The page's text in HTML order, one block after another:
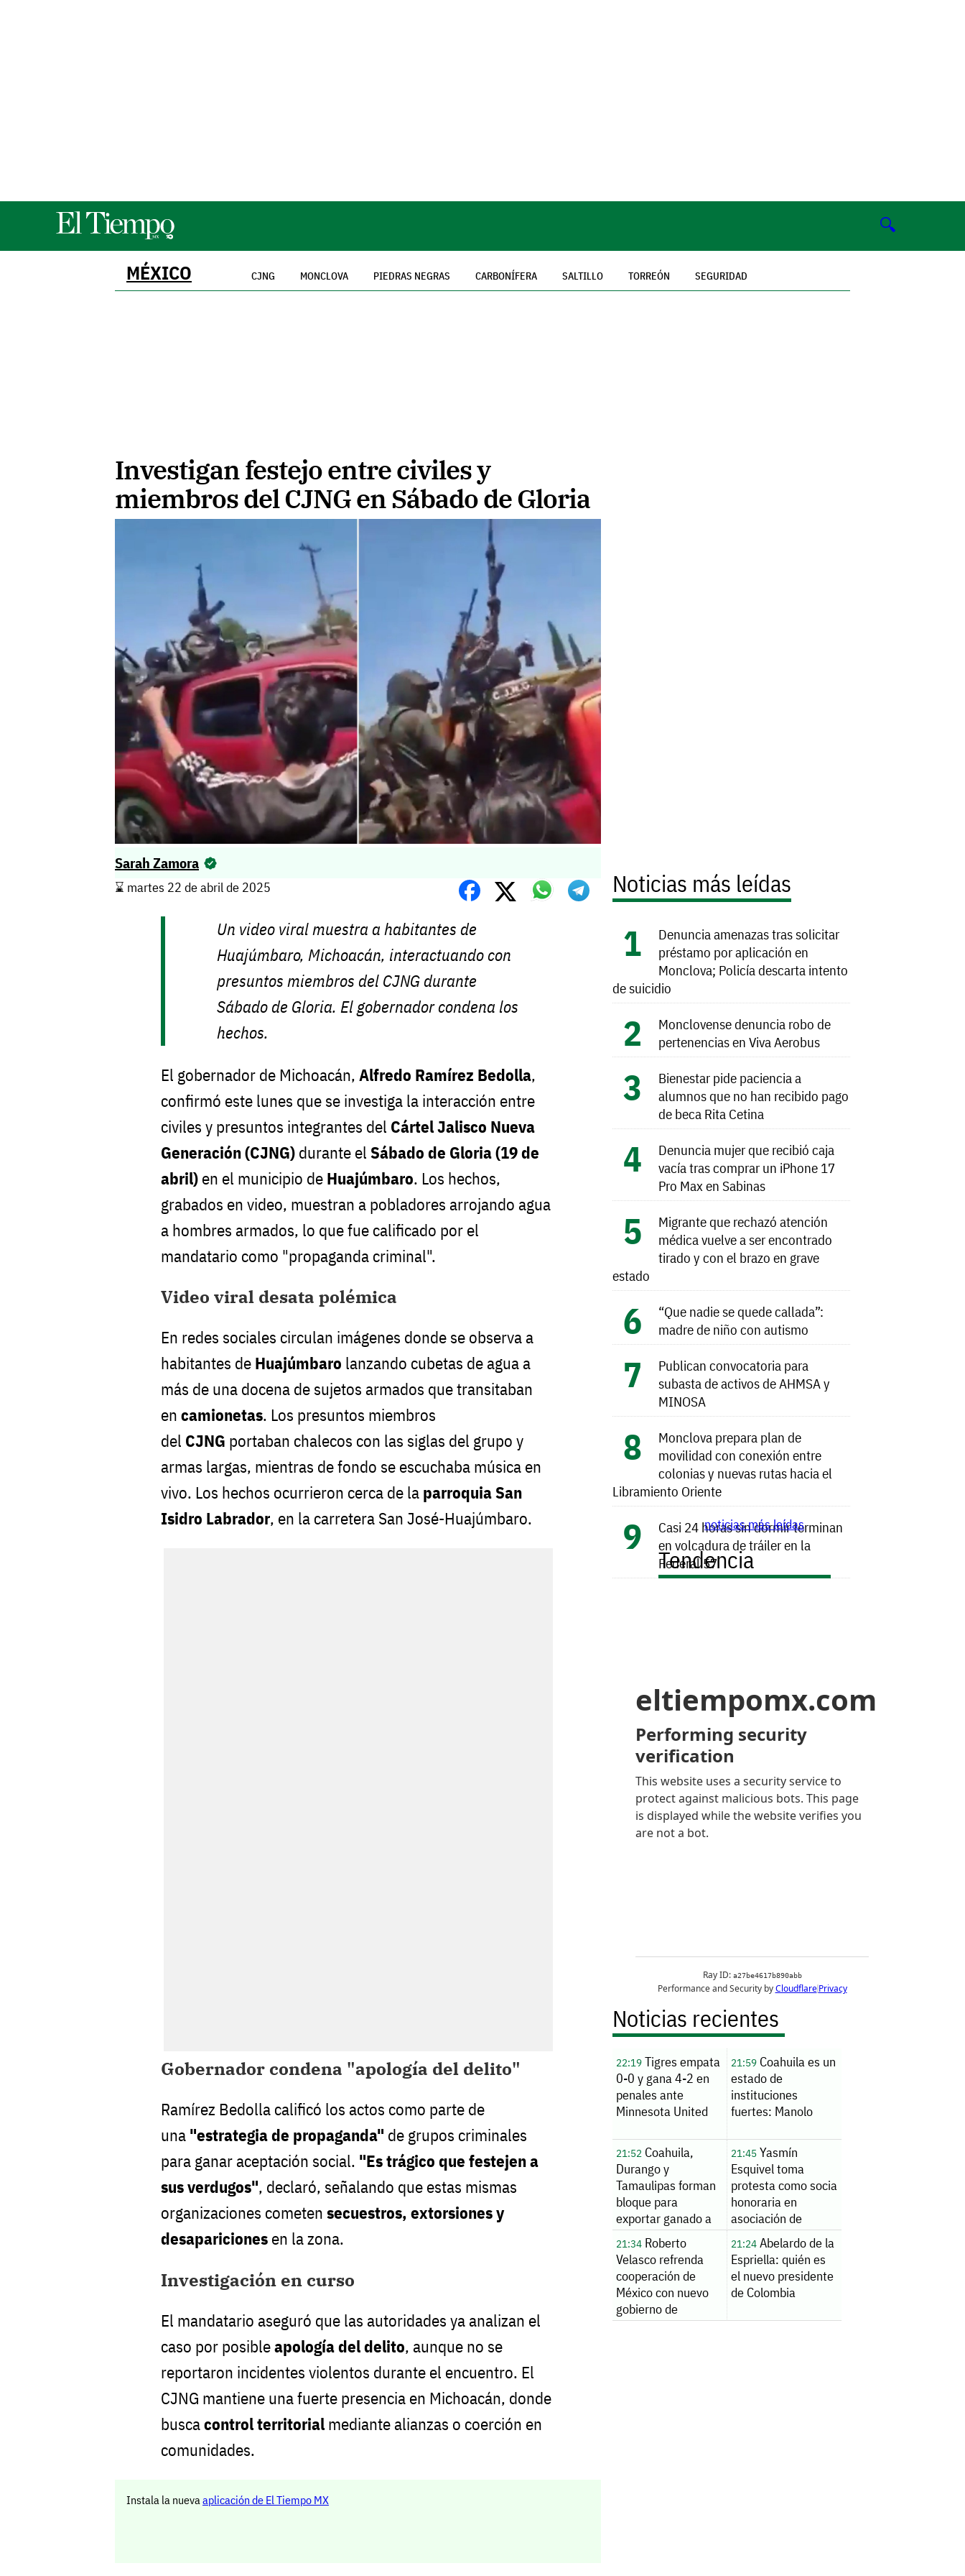
🔍
MÉXICO CJNG MONCLOVA PIEDRAS NEGRAS CARBONÍFERA SALTILLO TORREÓN SEGURIDAD
Investigan festejo entre civiles y
miembros del CJNG en Sábado de Gloria
Sarah Zamora
⌛️ martes 22 de abril de 2025
Un video viral muestra a habitantes de
Huajúmbaro, Michoacán, interactuando con
presuntos miembros del CJNG durante
Sábado de Gloria. El gobernador condena los
hechos.
El gobernador de Michoacán, Alfredo Ramírez Bedolla,
confirmó este lunes que se investiga la interacción entre
civiles y presuntos integrantes del Cártel Jalisco Nueva
Generación (CJNG) durante el Sábado de Gloria (19 de
abril) en el municipio de Huajúmbaro. Los hechos,
grabados en video, muestran a pobladores arrojando agua
a hombres armados, lo que fue calificado por el
mandatario como "propaganda criminal".
Video viral desata polémica
En redes sociales circulan imágenes donde se observa a
habitantes de Huajúmbaro lanzando cubetas de agua a
más de una docena de sujetos armados que transitaban
en camionetas. Los presuntos miembros
del CJNG portaban chalecos con las siglas del grupo y
armas largas, mientras de fondo se escuchaba música en
vivo. Los hechos ocurrieron cerca de la parroquia San
Isidro Labrador, en la carretera San José-Huajúmbaro.
Gobernador condena "apología del delito"
Ramírez Bedolla calificó los actos como parte de
una "estrategia de propaganda" de grupos criminales
para ganar aceptación social. "Es trágico que festejen a
sus verdugos", declaró, señalando que estas mismas
organizaciones cometen secuestros, extorsiones y
desapariciones en la zona.
Investigación en curso
El mandatario aseguró que las autoridades ya analizan el
caso por posibleapología del delito, aunque no se
reportaron incidentes violentos durante el encuentro. El
CJNG mantiene una fuerte presencia en Michoacán, donde
buscacontrol territorial mediante alianzas o coerción en
comunidades.
Instala la nueva aplicación de El Tiempo MX
Noticias más leídas
Denuncia amenazas tras solicitar
préstamo por aplicación en
Monclova; Policía descarta intento
de suicidio
Monclovense denuncia robo de
pertenencias en Viva Aerobus
Bienestar pide paciencia a
alumnos que no han recibido pago
de beca Rita Cetina
Denuncia mujer que recibió caja
vacía tras comprar un iPhone 17
Pro Max en Sabinas
Migrante que rechazó atención
médica vuelve a ser encontrado
tirado y con el brazo en grave
estado
“Que nadie se quede callada”:
madre de niño con autismo
Publican convocatoria para
subasta de activos de AHMSA y
MINOSA
Monclova prepara plan de
movilidad con conexión entre
colonias y nuevas rutas hacia el
Libramiento Oriente
Casi 24 horas sin dormir terminan
en volcadura de tráiler en la
Federal 57
noticias más leídas
Tendencia
Noticias recientes
22:19 Tigres empata
0-0 y gana 4-2 en
penales ante
Minnesota United
21:59Coahuila es un
estado de
instituciones
fuertes: Manolo
21:52 Coahuila,
Durango y
Tamaulipas forman
bloque para
exportar ganado a
EU
21:45Yasmín
Esquivel toma
protesta como socia
honoraria en
asociación de
Coahuila
21:34 Roberto
Velasco refrenda
cooperación de
México con nuevo
gobierno de
Colombia
21:24Abelardo de la
Espriella: quién es
el nuevo presidente
de Colombia